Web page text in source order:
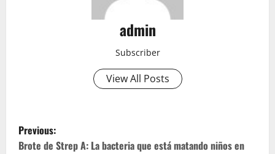
admin
Subscriber
View All Posts
P
Previous:
Brote de Strep A: La bacteria que está matando niños en